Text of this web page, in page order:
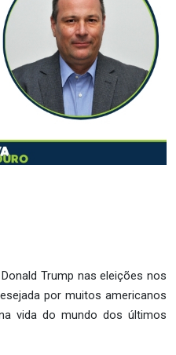
Trump nas eleições nos
por muitos americanos
vida do mundo dos últimos